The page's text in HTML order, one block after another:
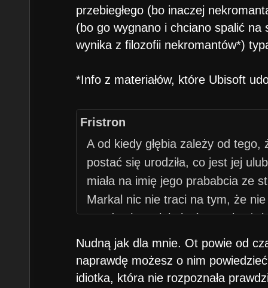
przebiegłego (bo inaczej
(bo go wygnano i chciano spalić
wynika z filozofii nekromantów*)
*Info z materiałów, które Ubisoft
Fristron
A od kiedy głębia zależy od tego,
postać się urodziła, co jest jej
miała na imię jego prababcia ze
Markal nic nie traci na tym, że nie
Sandro (co miało być co
do lisza z H1-4). Za to staje się
tajemniczą i zagadkową.
Nudną jak dla mnie. Ot powie od
naprawdę możesz o nim
idiotka, która nie rozpoznała